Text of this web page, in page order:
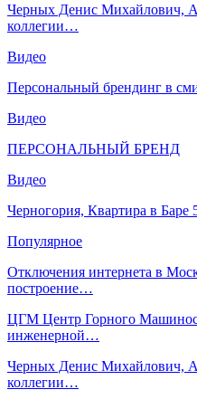
Черных Денис Михайлович,
коллегии…
Видео
Персональный брендинг в
Видео
ПЕРСОНАЛЬНЫЙ БРЕНД
Видео
Черногория, Квартира в Баре
Популярное
Отключения интернета в
построение…
ЦГМ Центр Горного
инженерной…
Черных Денис Михайлович,
коллегии…